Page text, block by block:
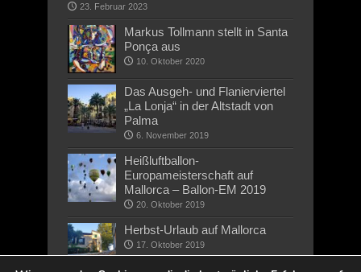
23. Februar 2023
Markus Tollmann stellt in Santa
Ponça aus
10. Oktober 2020
Das Ausgeh- und Flanierviertel
„La Lonja“ in der Altstadt von
Palma
6. November 2019
Heißluftballon-
Europameisterschaft auf
Mallorca – Ballon-EM 2019
20. Oktober 2019
Herbst-Urlaub auf Mallorca
17. Oktober 2019